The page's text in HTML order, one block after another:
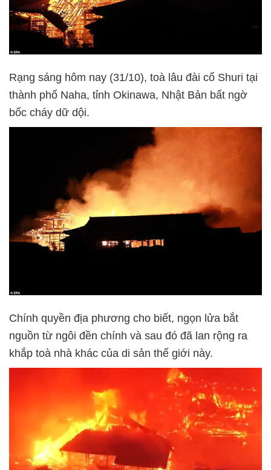
Rạng sáng hôm nay (31/10), toà lâu đài cổ Shuri tại
thành phố Naha, tỉnh Okinawa, Nhật Bản bất ngờ
bốc cháy dữ dội.
Chính quyền địa phương cho biết, ngọn lửa bắt
nguồn từ ngôi đền chính và sau đó đã lan rộng ra
khắp toà nhà khác của di sản thế giới này.